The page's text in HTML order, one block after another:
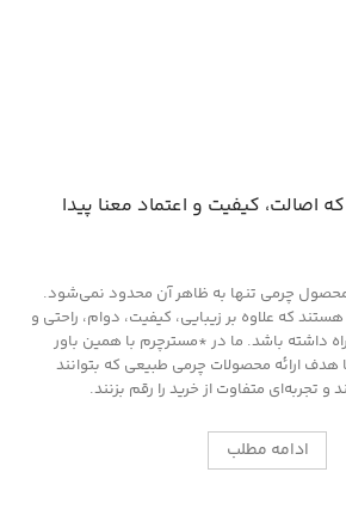
اصالت، کیفیت و اعتماد معنا پیدا
محصول چرمی تنها به ظاهر آن محدود نمی‌شود.
که علاوه بر زیبایی، کیفیت، دوام، راحتی و
داشته باشد. ما در *مسترچرم با همین باور
هدف ارائه محصولات چرمی طبیعی که بتوانند
تجربه‌ای متفاوت از خرید را رقم بزنند.
ادامه مطلب